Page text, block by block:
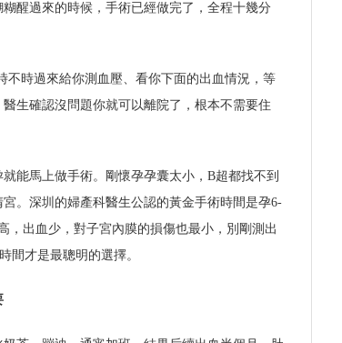
醒過來的時候，手術已經做完了，全程十幾分
不時過來給你測血壓、看你下面的出血情況，等
生確認沒問題你就可以離院了，根本不需要住
能馬上做手術。剛懷孕孕囊太小，B超都找不到
。深圳的婦產科醫生公認的黃金手術時間是孕6-
，出血少，對子宮內膜的損傷也最小，別剛測出
間才是最聰明的選擇。